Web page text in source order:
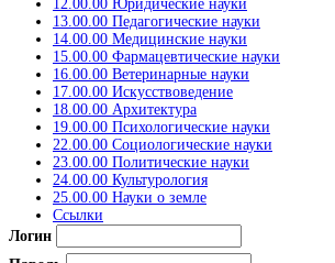
12.00.00 Юридические науки
13.00.00 Педагогические науки
14.00.00 Медицинские науки
15.00.00 Фармацевтические науки
16.00.00 Ветеринарные науки
17.00.00 Искусствоведение
18.00.00 Архитектура
19.00.00 Психологические науки
22.00.00 Социологические науки
23.00.00 Политические науки
24.00.00 Культурология
25.00.00 Науки о земле
Ссылки
Логин